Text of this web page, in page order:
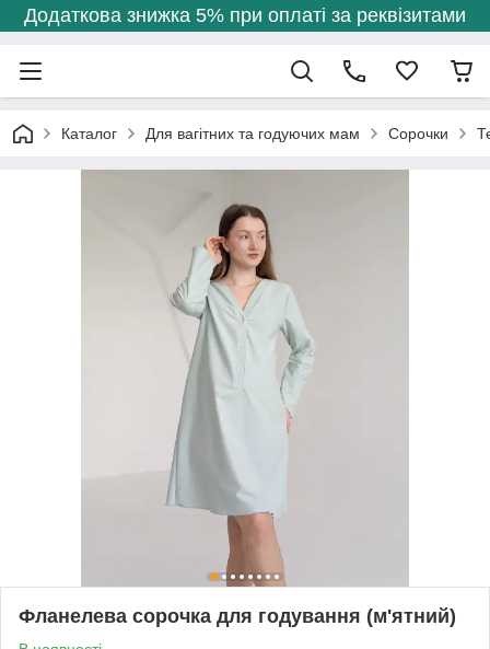
Додаткова знижка 5% при оплаті за реквізитами
Каталог Для вагітних та годуючих мам Сорочки
Фланелева сорочка для годування (м'ятний)